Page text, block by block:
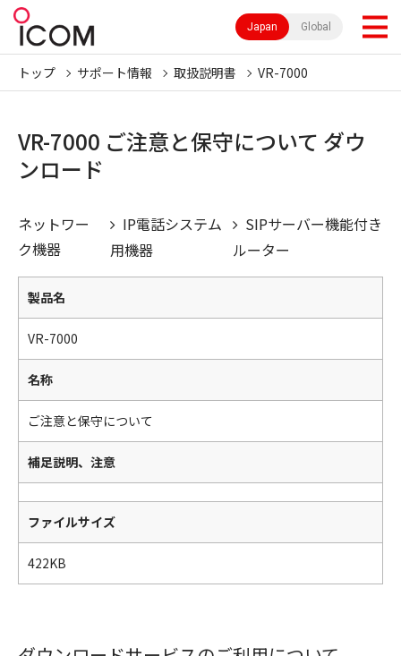
Japan Global
トップ サポート情報 取扱説明書 VR-7000
VR-7000 ご注意と保守について ダウ
ンロード
ネットワー
ク機器
IP電話システム
用機器
SIPサーバー機能付き
ルーター
製品名
VR-7000
名称
ご注意と保守について
補足説明、注意
ファイルサイズ
422KB